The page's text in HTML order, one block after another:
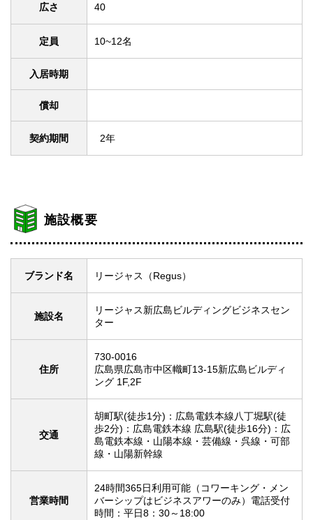
広さ 40
定員 10~12名
入居時期
償却
契約期間 2年
施設概要
ブランド名 リージャス（Regus）
施設名
リージャス新広島ビルディングビジネスセン
ター
住所
730-0016
広島県広島市中区幟町13-15新広島ビルディ
ング 1F,2F
交通
胡町駅(徒歩1分)：広島電鉄本線八丁堀駅(徒
歩2分)：広島電鉄本線 広島駅(徒歩16分)：広
島電鉄本線・山陽本線・芸備線・呉線・可部
線・山陽新幹線
営業時間
24時間365日利用可能（コワーキング・メン
バーシップはビジネスアワーのみ）電話受付
時間：平日8：30～18:00